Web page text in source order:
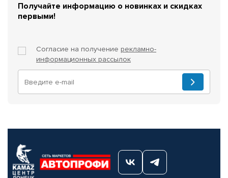
Получайте информацию о новинках и скидках
первыми!
Согласие на получение рекламно-
информационных рассылок